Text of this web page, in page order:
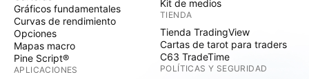
Gráficos fundamentales
Curvas de rendimiento
Opciones
Mapas macro
Pine Script®
APLICACIONES
Kit de medios
TIENDA
Tienda TradingView
Cartas de tarot para traders
C63 TradeTime
POLÍTICAS Y SEGURIDAD